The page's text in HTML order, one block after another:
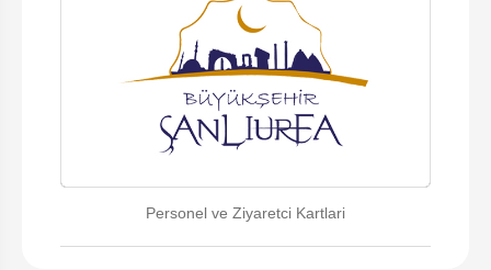
Personel ve Ziyaretci Kartlari